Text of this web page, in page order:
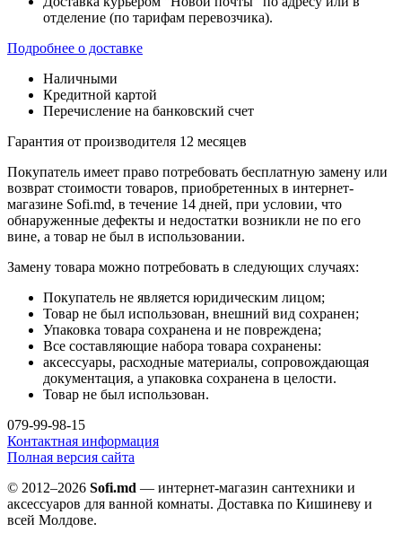
отделение (по тарифам перевозчика).
Подробнее о доставке
Наличными
Кредитной картой
Перечисление на банковский счет
Гарантия от производителя 12 месяцев
Покупатель имеет право потребовать бесплатную замену или
возврат стоимости товаров, приобретенных в интернет-
магазине Sofi.md, в течение 14 дней, при условии, что
обнаруженные дефекты и недостатки возникли не по его
вине, а товар не был в использовании.
Замену товара можно потребовать в следующих случаях:
Покупатель не является юридическим лицом;
Товар не был использован, внешний вид сохранен;
Упаковка товара сохранена и не повреждена;
Все составляющие набора товара сохранены:
аксессуары, расходные материалы, сопровождающая
документация, а упаковка сохранена в целости.
Товар не был использован.
079-99-98-15
Контактная информация
Полная версия сайта
© 2012–2026 Sofi.md — интернет-магазин сантехники и
аксессуаров для ванной комнаты. Доставка по Кишиневу и
всей Молдове.